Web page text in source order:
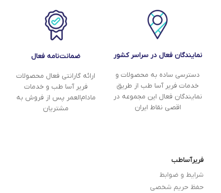
نمایندگان فعال در سراسر کشور
دسترسی ساده به محصولات و
خدمات فریر آسا طب از طریق
نمایندگان فعال این مجموعه در
اقصی نقاط ایران
ضمانت‌نامه فعال
ارائه گارانتی فعال محصولات
فریر آسا طب و خدمات
مادام‌العمر پس از فروش به
مشتریان
فریرآساطب
شرایط و ضوابط
حفظ حریم شخصی